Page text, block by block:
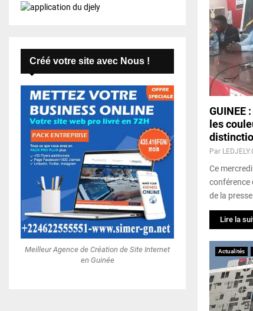
GUINEE
les
Par
Ce
conférence
de la
Lire la
Actualités
Créé votre site avec Nous !
Meilleur Agence de Création de Site Internet
en Guinée